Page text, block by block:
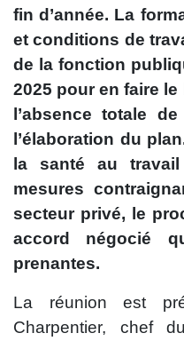
fin d’année. La
et conditions de
de la fonction
2025 pour en faire
l’absence totale
l’élaboration du
la santé au
mesures
secteur privé, le
accord négocié
prenantes.
La réunion est
Charpentier, chef